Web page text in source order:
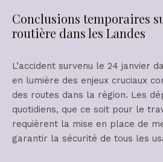
Conclusions temporaires
routière dans les Landes
L’accident survenu le 24 janvier
en lumière des enjeux cruciaux
des routes dans la région. Les
quotidiens, que ce soit pour le
requièrent la mise en place de
garantir la sécurité de tous les